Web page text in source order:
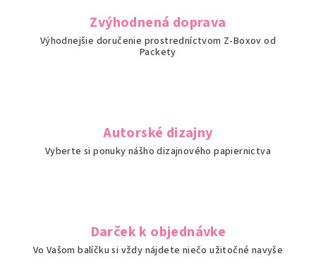
Zvýhodnená doprava
Výhodnejšie doručenie prostredníctvom Z-Boxov od
Packety
Autorské dizajny
Vyberte si ponuky nášho dizajnového papiernictva
Darček k objednávke
Vo Vašom balíčku si vždy nájdete niečo užitočné navyše